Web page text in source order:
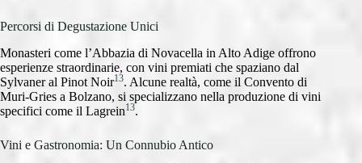
Percorsi di Degustazione Unici
Monasteri come l’Abbazia di Novacella in Alto Adige offrono
esperienze straordinarie, con vini premiati che spaziano dal
Sylvaner al Pinot Noir13. Alcune realtà, come il Convento di
Muri-Gries a Bolzano, si specializzano nella produzione di vini
specifici come il Lagrein13.
Vini e Gastronomia: Un Connubio Antico